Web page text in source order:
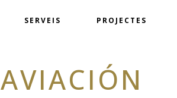
SERVEIS PROJECTES
AVIACIÓN